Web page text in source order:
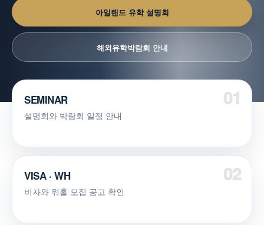
아일랜드 유학 설명회
해외유학박람회 안내
SEMINAR
설명회와 박람회 일정 안내
VISA · WH
비자와 워홀 모집 공고 확인